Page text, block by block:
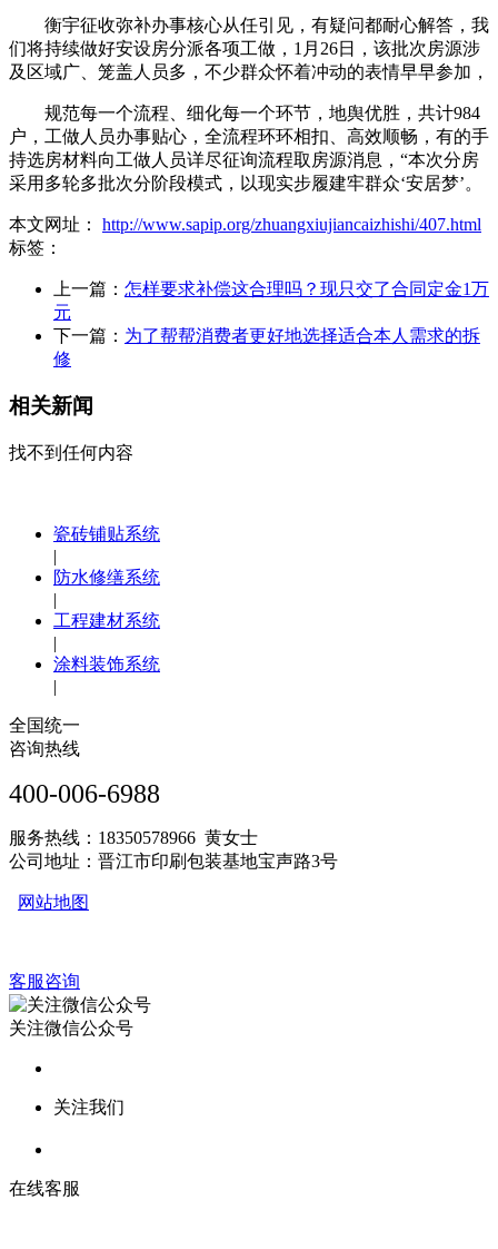
衡宇征收弥补办事核心从任引见，有疑问都耐心解答，我
们将持续做好安设房分派各项工做，1月26日，该批次房源涉
及区域广、笼盖人员多，不少群众怀着冲动的表情早早参加，
规范每一个流程、细化每一个环节，地舆优胜，共计984
户，工做人员办事贴心，全流程环环相扣、高效顺畅，有的手
持选房材料向工做人员详尽征询流程取房源消息，“本次分房
采用多轮多批次分阶段模式，以现实步履建牢群众‘安居梦’。
本文网址： http://www.sapip.org/zhuangxiujiancaizhishi/407.html
标签：
上一篇： 怎样要求补偿这合理吗？现只交了合同定金1万
元
下一篇： 为了帮帮消费者更好地选择适合本人需求的拆
修
相关新闻
找不到任何内容
瓷砖铺贴系统
|
防水修缮系统
|
工程建材系统
|
涂料装饰系统
|
全国统一
咨询热线
400-006-6988
服务热线：18350578966 黄女士
公司地址：晋江市印刷包装基地宝声路3号
网站地图
客服咨询
关注微信公众号
关注我们
在线客服